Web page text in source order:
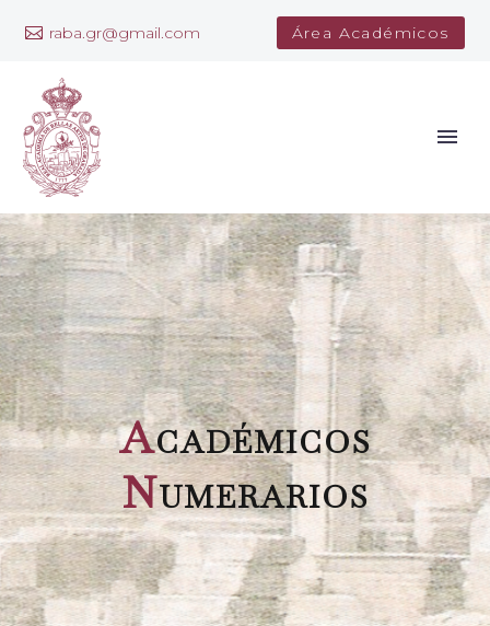
raba.gr@gmail.com Área Académicos
Académicos
Numerarios